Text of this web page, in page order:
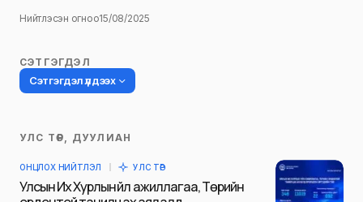
Нийтлэсэн огноо15/08/2025
СЭТГЭГДЭЛ
Сэтгэгдэл үлдээх
Таны имэйл хаягийг нийтлэхгүй.
тэмдэглэсэн
УЛС ТӨР, ДУУЛИАН
ОНЦЛОХ НИЙТЛЭЛ УЛС ТӨР
Улсын Их Хурлын үйл ажиллагаа, Төрийн